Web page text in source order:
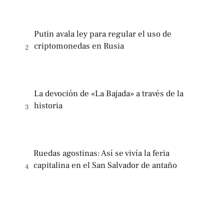
2
Putin avala ley para regular el uso de
criptomonedas en Rusia
3
La devoción de «La Bajada» a través de la
historia
4
Ruedas agostinas: Así se vivía la feria
capitalina en el San Salvador de antaño